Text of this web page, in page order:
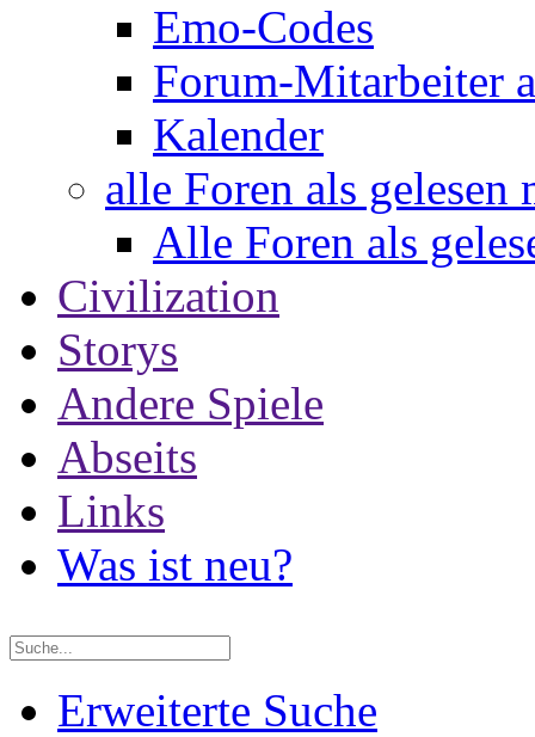
Emo-Codes
Forum-Mitarbeiter
Kalender
alle Foren als gelesen
Alle Foren als
Civilization
Storys
Andere Spiele
Abseits
Links
Was ist neu?
Erweiterte Suche